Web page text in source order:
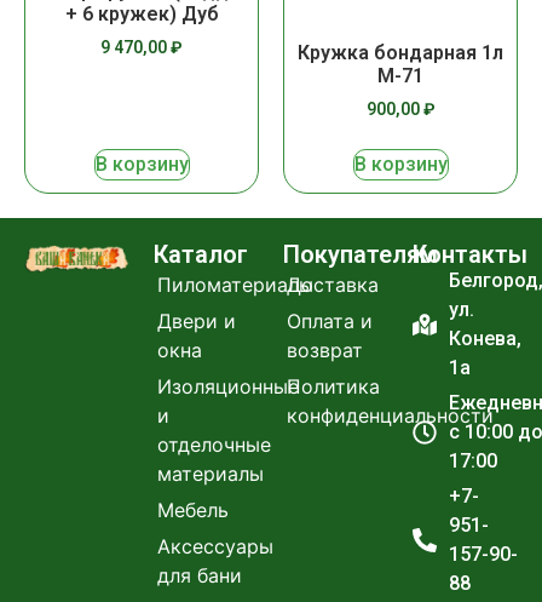
+ 6 кружек) Дуб
9 470,00₽
В корзину
Кружка бондарная 1л
М-71
900,00₽
В корзину
Каталог
Пиломатериалы
Двери и
окна
Изоляционные
и
отделочные
материалы
Мебель
Аксессуары
для бани
Покупателям
Доставка
Оплата и
возврат
Политика
конфиденциальности
Контакты
Белгород,
ул.
Конева,
1а
с 10:00 до
17:00
+7-
951-
157-90-
88